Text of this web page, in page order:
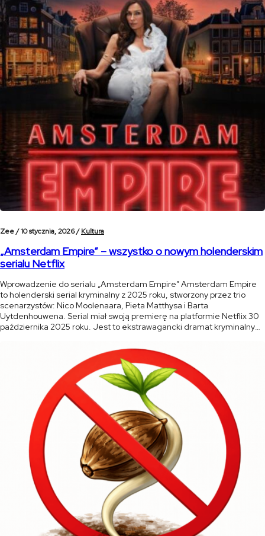
Zee /10 stycznia, 2026 /Kultura
„Amsterdam Empire” – wszystko o nowym holenderskim
serialu Netflix
Wprowadzenie do serialu „Amsterdam Empire” Amsterdam Empire
to holenderski serial kryminalny z 2025 roku, stworzony przez trio
scenarzystów: Nico Moolenaara, Pieta Matthysa i Barta
Uytdenhouwena. Serial miał swoją premierę na platformie Netflix 30
października 2025 roku. Jest to ekstrawagancki dramat kryminalny
konopnej. Serial łączy w sobie elementy dramatu rodzinnego, […]